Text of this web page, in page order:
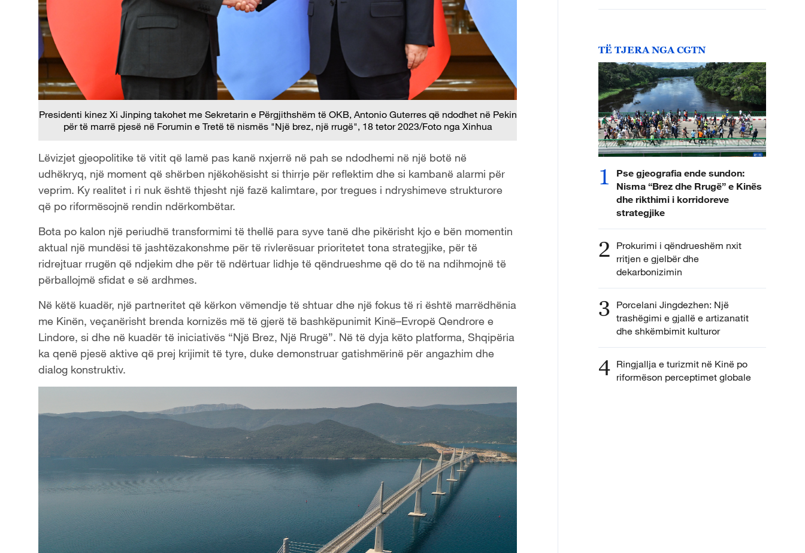
Presidenti kinez Xi Jinping takohet me Sekretarin e Përgjithshëm të OKB, Antonio Guterres që ndodhet në Pekin
për të marrë pjesë në Forumin e Tretë të nismës "Një brez, një rrugë", 18 tetor 2023/Foto nga Xinhua
Lëvizjet gjeopolitike të vitit që lamë pas kanë nxjerrë në pah se ndodhemi në një botë në
udhëkryq, një moment që shërben njëkohësisht si thirrje për reflektim dhe si kambanë alarmi për
veprim. Ky realitet i ri nuk është thjesht një fazë kalimtare, por tregues i ndryshimeve strukturore
që po riformësojnë rendin ndërkombëtar.
Bota po kalon një periudhë transformimi të thellë para syve tanë dhe pikërisht kjo e bën momentin
aktual një mundësi të jashtëzakonshme për të rivlerësuar prioritetet tona strategjike, për të
ridrejtuar rrugën që ndjekim dhe për të ndërtuar lidhje të qëndrueshme që do të na ndihmojnë të
përballojmë sfidat e së ardhmes.
Në këtë kuadër, një partneritet që kërkon vëmendje të shtuar dhe një fokus të ri është marrëdhënia
me Kinën, veçanërisht brenda kornizës më të gjerë të bashkëpunimit Kinë–Evropë Qendrore e
Lindore, si dhe në kuadër të iniciativës “Një Brez, Një Rrugë”. Në të dyja këto platforma, Shqipëria
ka qenë pjesë aktive që prej krijimit të tyre, duke demonstruar gatishmërinë për angazhim dhe
dialog konstruktiv.
TË TJERA NGA CGTN
1
Pse gjeografia ende sundon:
Nisma “Brez dhe Rrugë” e Kinës
dhe rikthimi i korridoreve
strategjike
2 Prokurimi i qëndrueshëm nxit
rritjen e gjelbër dhe
dekarbonizimin
3 Porcelani Jingdezhen: Një
trashëgimi e gjallë e artizanatit
dhe shkëmbimit kulturor
4 Ringjallja e turizmit në Kinë po
riformëson perceptimet globale